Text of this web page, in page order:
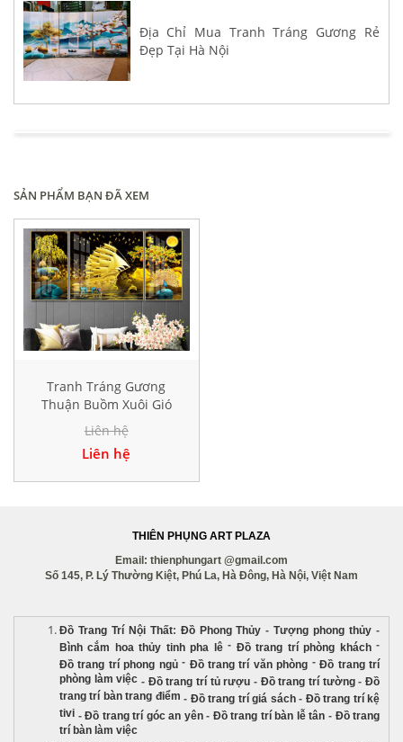
Địa Chỉ Mua Tranh Tráng Gương Rẻ
Đẹp Tại Hà Nội
SẢN PHẨM BẠN ĐÃ XEM
Tranh Tráng Gương
Thuận Buồm Xuôi Gió
Hiện Đại TK102
Liên hệ
Liên hệ
THIÊN PHỤNG ART PLAZA
Email: thienphungart @gmail.com
Số 145, P. Lý Thường Kiệt, Phú La, Hà Đông, Hà Nội, Việt Nam
Đồ Trang Trí Nội Thất: Đồ Phong Thủy -Tượng phong thủy -
Bình cắm hoa thủy tinh pha lê- Đồ trang trí phòng khách-
Đồ trang trí phong ngủ- Đồ trang trí văn phòng -Đồ trang trí
phòng làm việc - Đồ trang trí tủ rượu - Đồ trang trí tường-Đồ
trang trí bàn trang điểm - Đồ trang trí giá sách- Đồ trang trí kệ
tivi -Đồ trang trí góc an yên- Đồ trang trí bàn lễ tân - Đồ trang
trí bàn làm việc